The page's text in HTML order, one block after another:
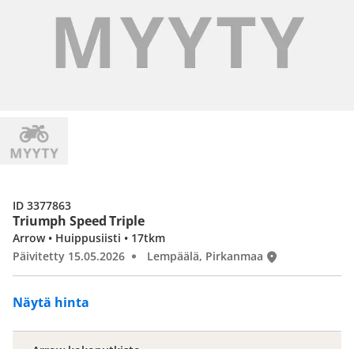
Triumph Speed Triple
Näytä hinta
Arrow • Huippusiisti • 17tkm
Päivitetty 15.05.2026
Lempäälä, Pirkanmaa
ID 3377863